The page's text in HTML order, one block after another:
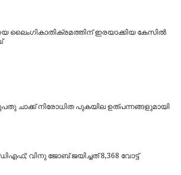
ലൈംഗികാതിക്രമത്തിന് ഇരയാക്കിയ കേസിൽ
ചാ​ക്ക് നി​രോ​ധി​ത പു​ക​യി​ല ഉ​ത്പ​ന്ന​ങ്ങ​ളുമായി
വിനു ജോബ് ജയിച്ചത് 8,368 വോട്ട്